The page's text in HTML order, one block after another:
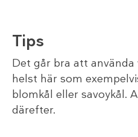
Tips
Det går bra att använda
helst här som
blomkål eller savoykål.
därefter.